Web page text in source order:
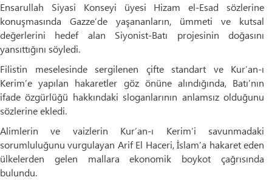
Ensarullah Siyasi Konseyi üyesi Hizam el-Esad sözlerine
konuşmasında Gazze’de yaşananların, ümmeti ve kutsal
değerlerini hedef alan Siyonist-Batı projesinin doğasını
yansıttığını söyledi.
Filistin meselesinde sergilenen çifte standart ve Kur’an-ı
Kerim’e yapılan hakaretler göz önüne alındığında, Batı’nın
ifade özgürlüğü hakkındaki sloganlarının anlamsız olduğunu
sözlerine ekledi.
Alimlerin ve vaizlerin Kur’an-ı Kerim’i savunmadaki
sorumluluğunu vurgulayan Arif El Haceri, İslam’a hakaret eden
ülkelerden gelen mallara ekonomik boykot çağrısında
bulundu.